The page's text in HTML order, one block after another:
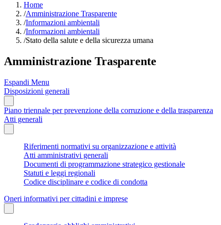
Home
/Amministrazione Trasparente
/Informazioni ambientali
/Informazioni ambientali
/Stato della salute e della sicurezza umana
Amministrazione Trasparente
Espandi Menu
Disposizioni generali
Piano triennale per prevenzione della corruzione e della trasparenza
Atti generali
Riferimenti normativi su organizzazione e attività
Atti amministrativi generali
Documenti di programmazione strategico gestionale
Statuti e leggi regionali
Codice disciplinare e codice di condotta
Oneri informativi per cittadini e imprese